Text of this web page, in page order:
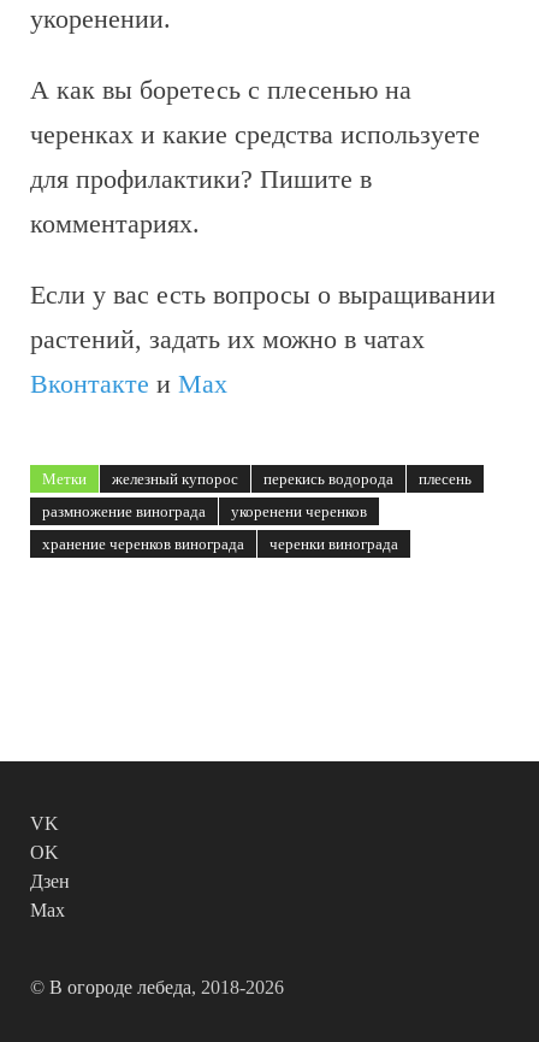
укоренении.
А как вы боретесь с плесенью на
черенках и какие средства используете
для профилактики? Пишите в
комментариях.
Если у вас есть вопросы о выращивании
растений, задать их можно в чатах
Вконтакте и Max
Метки железный купорос перекись водорода
плесень
размножение винограда
укоренени черенков
хранение черенков винограда
черенки винограда
VK
OK
Дзен
Max
© В огороде лебеда, 2018-2026